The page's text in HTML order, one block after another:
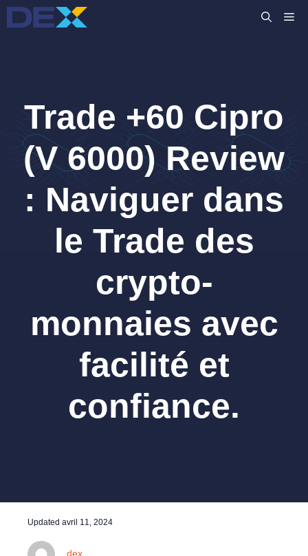
Aller
au
Trade +60 Cipro
(V 6000) Review
: Naviguer dans
le Trade des
crypto-
monnaies avec
facilité et
confiance.
Updated avril 11, 2024
dex